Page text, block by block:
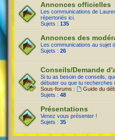
Annonces officielles
Les communications de
répertoriés ici.
Sujets : 135
Annonces des
Les communications au sujet
Sujets : 26
Conseils/Demande
Si tu as besoin de conseils,
débuter ou que tu recherches
Sous-forums :
Guide du
Sujets : 48
Présentations
Venez vous présenter !
Sujets : 35